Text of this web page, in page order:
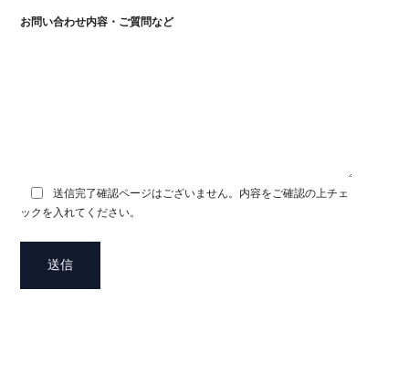
お問い合わせ内容・ご質問など
送信完了確認ページはございません。内容をご確認の上チェ
ックを入れてください。